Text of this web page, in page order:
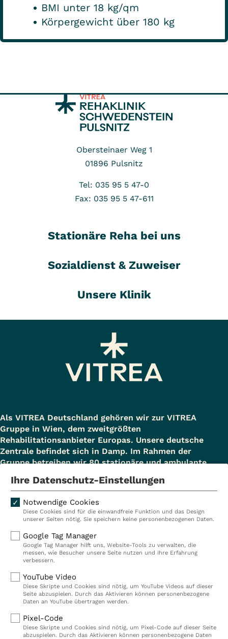
BMI unter 18 kg/qm
Körpergewicht über 180 kg
Obersteinaer Weg 1
01896 Pulsnitz
Tel: 035 95 5 47-0
Fax: 035 95 5 47-611
Stationäre Reha bei uns
Sozialdienst & Zuweiser
Unsere Klinik
Als VITREA Deutschland gehören wir zur VITREA
Gruppe in Wien, dem zweitgrößten
Rehabilitationsanbieter Europas. Unsere deutsche
Zentrale befindet sich in Damp. Im Rahmen der
Gruppe betreiben wir 80 stationäre und ambulante
Schweiz und beschäftigen rund 14.000
Mitarbeiterinnen und Mitarbeiter. In Deutschland
betreiben wir 29 Rehakliniken, zwei Akutkliniken, acht
ambulante Rehazentren, zwei Medizinische
Versorgungszentren (MVZ), neun Pflegeeinrichtungen
sowie ein Prevention Center. Zudem führen wir einen
touristischen Standort in Damp. Insgesamt
beschäftigen wir bei VITREA Deutschland über 9.000
Mitarbeiterinnen und Mitarbeiter.
Kliniken
Pflege
Ihre Datenschutz-Einstellungen
Notwendige Cookies
Diese Cookies sind für die einwandfreie Funktion und das Design
unserer Seiten nötig. Sie speichern keine personenbezogenen Daten.
Google Tag Manager
Google Tag Manager hilft uns, Website-Tools zu verwalten, die
messen, wie Besucher unsere Seite nutzen und Ihre Erfahrung
verbessern.
YouTube Video
Diese Skripte und Cookies sind nötig, um YouTube Videos auf dieser
Seite abzuspielen. Durch das Aktivieren können personenbezogene
Daten an YouTube übertragen werden.
Pixel-Code
Diese Skripte und Cookies sind nötig, um Pixel-Code auf dieser Seite
abzuspielen. Durch das Aktivieren können personenbezogene Daten